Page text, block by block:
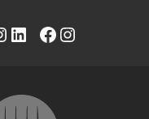
LinkedIn https://www.facebook.com/caferadvanwageningen/ Instagram